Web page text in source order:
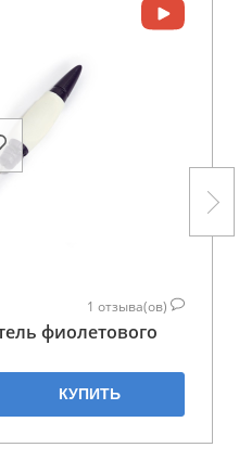
1 отзыва(ов)
фиолетового
КУПИТЬ